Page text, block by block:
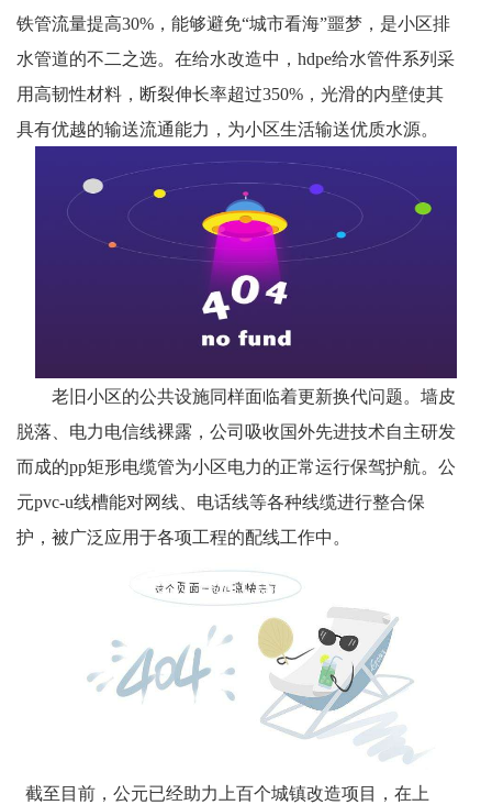
铁管流量提高30%，能够避免“城市看海”噩梦， 是小区排
水管道的不二之选。在给水改造中， hdpe给水管件系列采
用高韧性材料，断裂伸长率超过350%，光滑的内壁使其
具有优越的输送流通能力，为小区生活输送优质水源。
老旧小区的公共设施同样面临着更新换代问题。 墙皮
脱落、电力电信线裸露 ， 公司吸收国外先进技术自主研发
而成的pp矩形电缆管为小区电力的正常运行保驾护航。 公
元pvc-u线槽能对网线、电话线等各种线缆进行整合保
护 ， 被广泛应用于各项工程的配线工作中 。
截至目前，公元已经助力上百个城镇改造项目，在上